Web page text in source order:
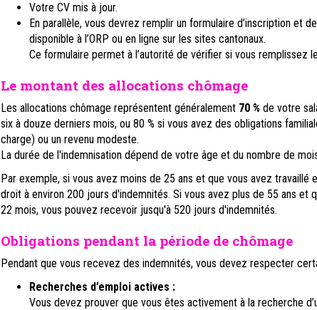
Votre CV mis à jour.
En parallèle, vous devrez remplir un formulaire d’inscription et
disponible à l’ORP ou en ligne sur les sites cantonaux.
Ce formulaire permet à l’autorité de vérifier si vous remplissez
Le montant des allocations chômage
Les allocations chômage représentent généralement 70 % de votre
six à douze derniers mois, ou 80 % si vous avez des obligations
charge) ou un revenu modeste.
La durée de l'indemnisation dépend de votre âge et du nombre de
Par exemple, si vous avez moins de 25 ans et que vous avez travaillé
droit à environ 200 jours d'indemnités. Si vous avez plus de 55 ans et
22 mois, vous pouvez recevoir jusqu'à 520 jours d'indemnités.
Obligations pendant la période de chômage
Pendant que vous recevez des indemnités, vous devez respecter
Recherches d’emploi actives :
Vous devez prouver que vous êtes activement à la recherche